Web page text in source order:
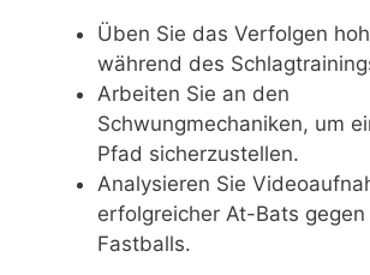
Üben Sie das Verfolgen
während des
Arbeiten Sie an den
Schwungmechaniken, um
Pfad sicherzustellen.
Analysieren Sie
erfolgreicher At-Bats
Fastballs.